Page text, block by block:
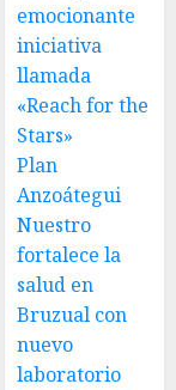
emocionante
iniciativa
llamada
«Reach for the
Stars»
Plan
Anzoátegui
Nuestro
fortalece la
salud en
Bruzual con
nuevo
laboratorio